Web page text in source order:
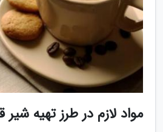
مواد لازم در طرز تهیه